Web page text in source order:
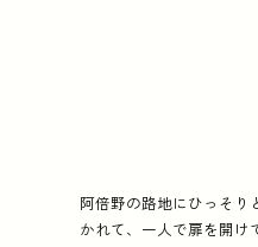
阿倍野の路地にひっそり
かれて、一人で扉を開け